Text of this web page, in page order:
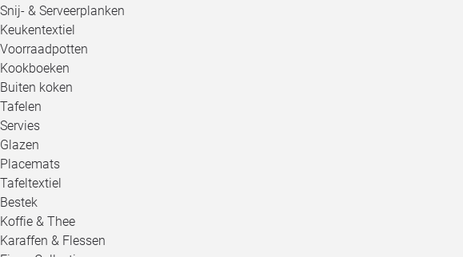
Snij- & Serveerplanken
Keukentextiel
Voorraadpotten
Kookboeken
Buiten koken
Tafelen
Servies
Glazen
Placemats
Tafeltextiel
Bestek
Koffie & Thee
Karaffen & Flessen